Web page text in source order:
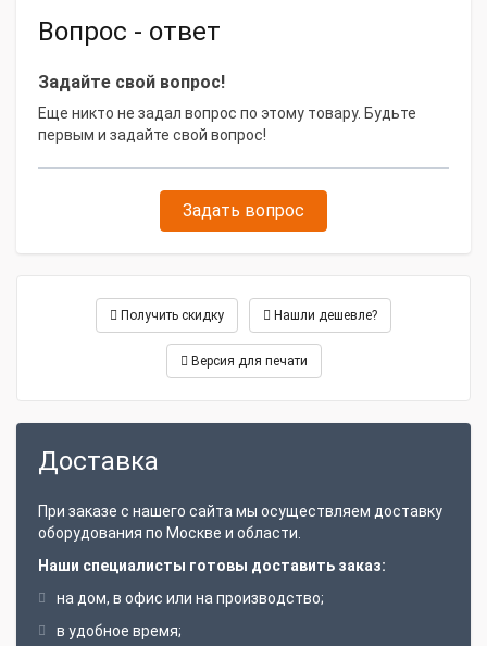
Вопрос - ответ
Задайте свой вопрос!
Еще никто не задал вопрос по этому товару. Будьте
первым и задайте свой вопрос!
Задать вопрос
Получить скидку Нашли дешевле?
Версия для печати
Доставка
При заказе с нашего сайта мы осуществляем доставку
оборудования по Москве и области.
Наши специалисты готовы доставить заказ:
на дом, в офис или на производство;
в удобное время;